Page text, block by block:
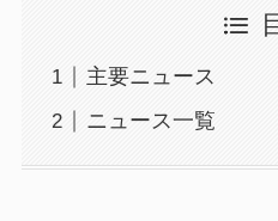
主要ニュース
ニュース一覧